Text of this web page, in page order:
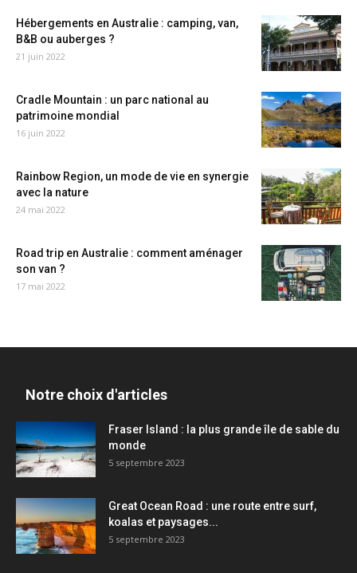
Hébergements en Australie : camping, van,
B&B ou auberges ?
21 juin 2022
Cradle Mountain : un parc national au
patrimoine mondial
16 juin 2022
Rainbow Region, un mode de vie en synergie
avec la nature
24 mai 2022
Road trip en Australie : comment aménager
son van ?
17 mai 2022
Notre choix d'articles
Fraser Island : la plus grande île de sable du
monde
5 septembre 2023
Great Ocean Road : une route entre surf,
koalas et paysages...
5 septembre 2023